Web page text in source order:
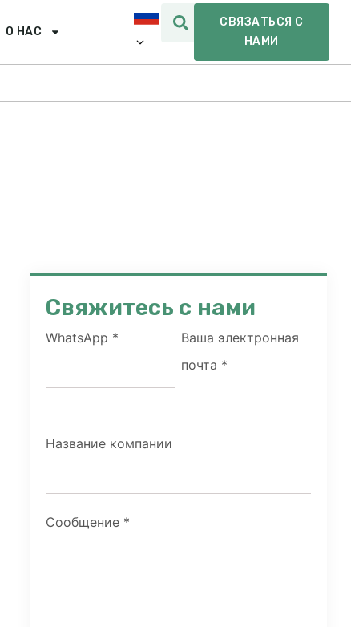
О НАС
СВЯЗАТЬСЯ С
НАМИ
Свяжитесь с нами
WhatsApp *
Ваша электронная
почта *
Название компании
Сообщение *